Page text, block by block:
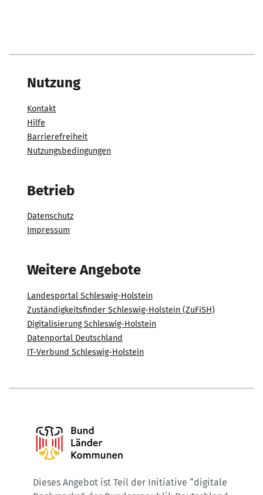
Nutzung
Kontakt
Hilfe
Barrierefreiheit
Nutzungsbedingungen
Betrieb
Datenschutz
Impressum
Weitere Angebote
Landesportal Schleswig-Holstein
Zuständigkeitsfinder Schleswig-Holstein (ZuFiSH)
Digitalisierung Schleswig-Holstein
Datenportal Deutschland
IT-Verbund Schleswig-Holstein
Dieses Angebot ist Teil der Initiative “digitale